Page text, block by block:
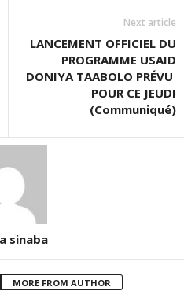
Next article
LANCEMENT OFFICIEL DU
PROGRAMME USAID
DONIYA TAABOLO PRÉVU
POUR CE JEUDI
(Communiqué)
sinaba
MORE FROM AUTHOR